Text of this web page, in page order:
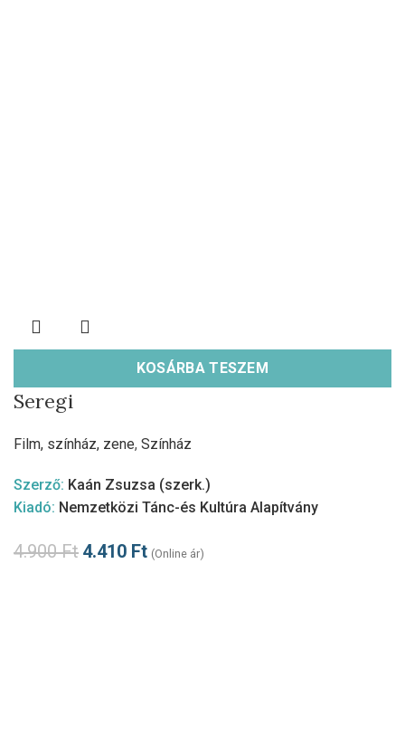
KOSÁRBA TESZEM
Seregi
Film, színház, zene, Színház
Szerző: Kaán Zsuzsa (szerk.)
Kiadó: Nemzetközi Tánc-és Kultúra Alapítvány
4.900Ft 4.410 Ft (Online ár)